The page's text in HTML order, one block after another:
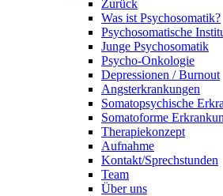
Zurück
Was ist Psychosomatik?
Psychosomatische
Junge Psychosomatik
Psycho-Onkologie
Depressionen / Burnout
Angsterkrankungen
Somatopsychische
Somatoforme
Therapiekonzept
Aufnahme
Kontakt/Sprechstunden
Team
Über uns